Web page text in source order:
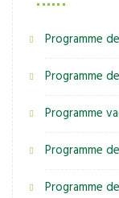
Programme
Programme
Programme
Programme
Programme